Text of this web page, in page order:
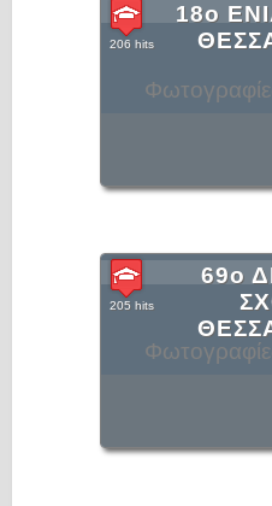
18ο
206 hits
69ο
205 hits